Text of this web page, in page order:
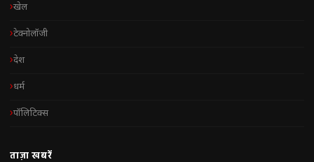
खेल
टेक्नोलॉजी
देश
धर्म
पॉलिटिक्स
ताज़ा खबरें